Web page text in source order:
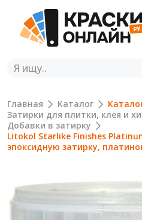
Главная Каталог
Затирки для плитки, клея и
Добавки в затирку
Litokol Starlike Finishes
эпоксидную затирку,